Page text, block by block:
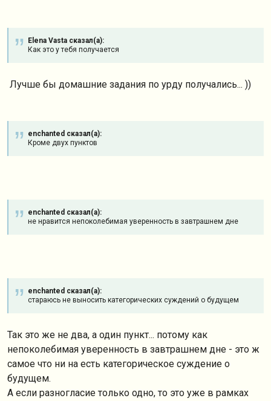
Elena Vasta сказал(а):
Как это у тебя получается
Лучше бы домашние задания по урду получались... ))
enchanted сказал(а):
Кроме двух пунктов
enchanted сказал(а):
не нравится непоколебимая уверенность в завтрашнем дне
enchanted сказал(а):
стараюсь не выносить категорических суждений о будущем
Так это же не два, а один пункт... потому как
непоколебимая уверенность в завтрашнем дне - это ж
самое что ни на есть категорическое суждение о
будущем.
А если разногласие только одно, то это уже в рамках